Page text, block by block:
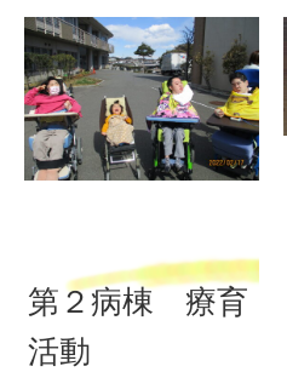
第２病棟 療育
活動